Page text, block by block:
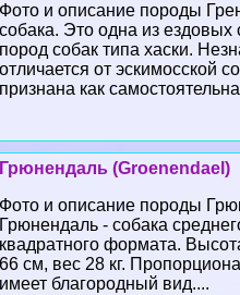
Фото и описание породы
собака. Это одна из ездовых
пород собак типа хаски.
отличается от эскимосской
признана как
Грюнендаль (Groenendael)
Фото и описание породы
Грюнендаль - собака
квадратного формата.
66 см, вес 28 кг.
имеет благородный вид....